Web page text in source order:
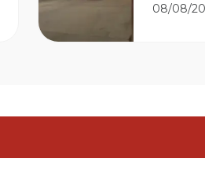
08/08/